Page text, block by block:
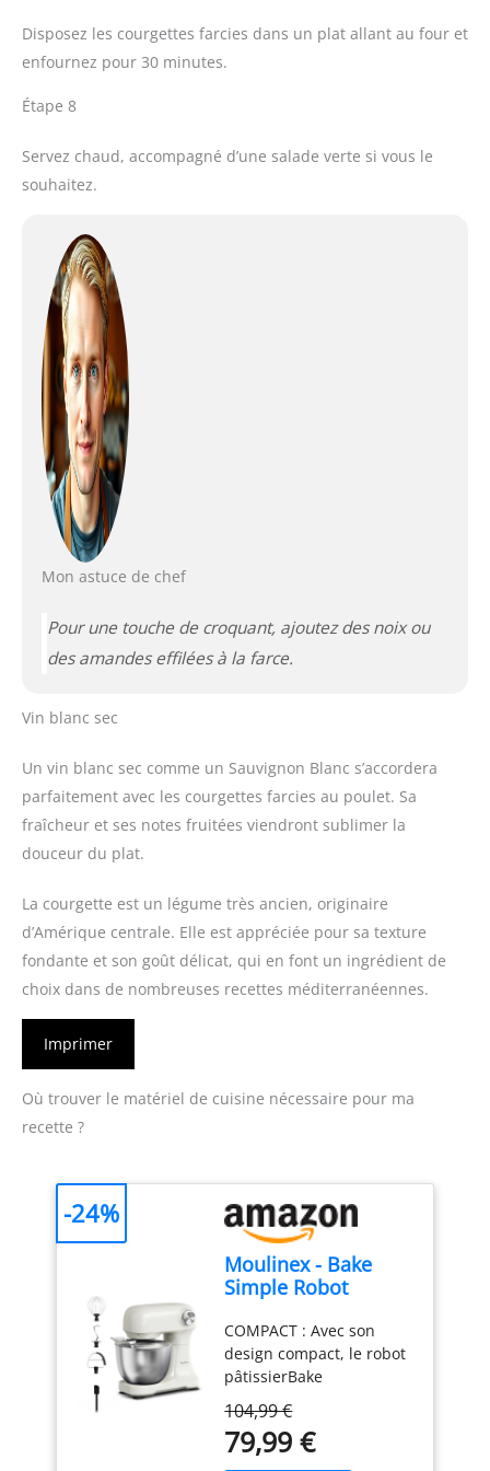
Disposez les courgettes farcies dans un plat allant au four et
enfournez pour 30 minutes.
Étape 8
Servez chaud, accompagné d’une salade verte si vous le
souhaitez.
Mon astuce de chef
Pour une touche de croquant, ajoutez des noix ou
des amandes effilées à la farce.
Vin blanc sec
Un vin blanc sec comme un Sauvignon Blanc s’accordera
parfaitement avec les courgettes farcies au poulet. Sa
fraîcheur et ses notes fruitées viendront sublimer la
douceur du plat.
La courgette est un légume très ancien, originaire
d’Amérique centrale. Elle est appréciée pour sa texture
fondante et son goût délicat, qui en font un ingrédient de
choix dans de nombreuses recettes méditerranéennes.
Imprimer
Où trouver le matériel de cuisine nécessaire pour ma
recette ?
Moulinex - Bake
Simple Robot
fouet, batteur et
crochet
COMPACT : Avec son
design compact, le robot
pâtissierBake
parfaitement à toutes les
cuisines - sataillen'est
104,99 €
79,99 €
-24%